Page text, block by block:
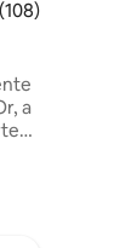
uma avaliação
a